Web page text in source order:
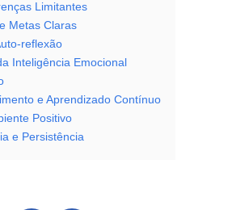
Limitantes
Metas Claras
reflexão
Inteligência Emocional
e Aprendizado Contínuo
Positivo
e Persistência